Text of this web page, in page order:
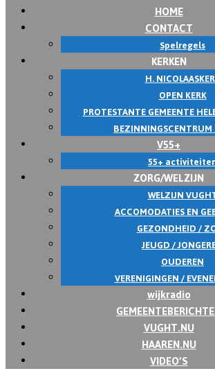
HOME
CONTACT
Spelregels
KERKEN
H.
OPEN KERK
PROTESTANTE GEMEENTE
BEZINNINGSCENTRUM
V55+
55+
ZORG/WELZIJN
WELZIJN
ACCOMODATIES EN
GEZONDHEID /
JEUGD /
OUDEREN
VERENIGINGEN /
wijkradio
VUGHT.NU
HAAREN.NU
VIDEO’S